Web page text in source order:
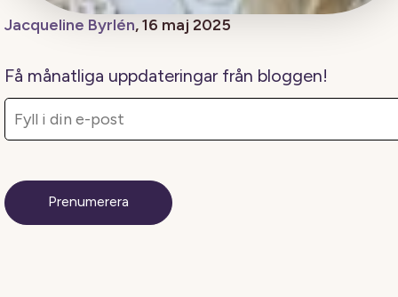
Jacqueline Byrlén, 16 maj 2025
Få månatliga uppdateringar från bloggen!